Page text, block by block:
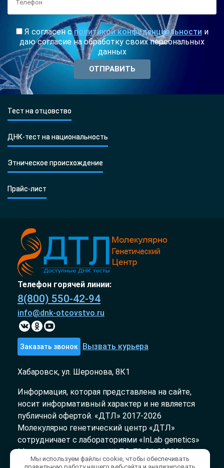
Я согласен сполитикой конфиденциальности и
даю согласие на обработку своих персональных
данных
Тест на отцовство
ДНК-тест на национальность
Этническое происхождение
Прайс-лист
Телефон горячей линии:
8(800) 550-42-94
info@dnk-otcovstvo.ru
Заказать звонок Вызвать курьера
Хабаровск, ул. Шеронова, 8К1
Информация, которая представлена на сайте,
носит информативный характер и не является
публичной офертой. «ДТЛ» 2017-2026
Молекулярно генетический центр «ДТЛ»
сотрудничает с лабораториями «InLab genetics»
Медицинская лицензия № ЛО-78-01-009231 от
03.10.2018
Мы используем файлы cookie, чтобы обеспечивать